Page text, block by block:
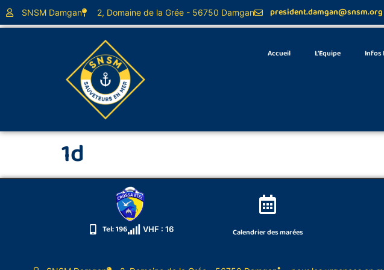
principalSNSM Damgan 2, Domaine de la Grée - 56750 Damgan president.damgan@snsm.org
Accueil L’Equipe Infos
1d
Tel: 196 VHF : 16 Calendrier des marées